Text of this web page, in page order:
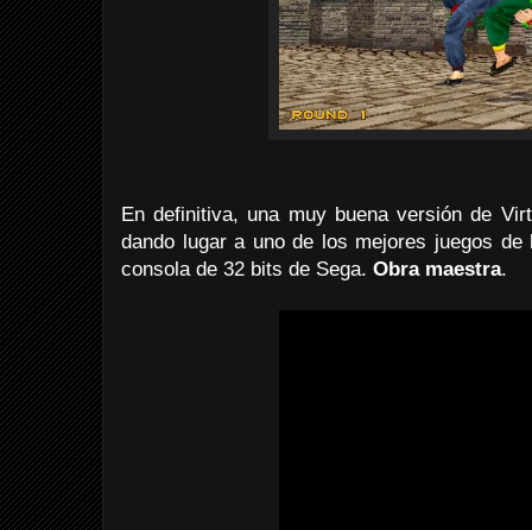
En definitiva, una muy buena versión de
dando lugar a uno de los mejores juegos
consola de 32 bits de Sega. Obra maestra.